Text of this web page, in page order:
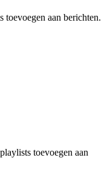
toevoegen aan berichten.
toevoegen aan